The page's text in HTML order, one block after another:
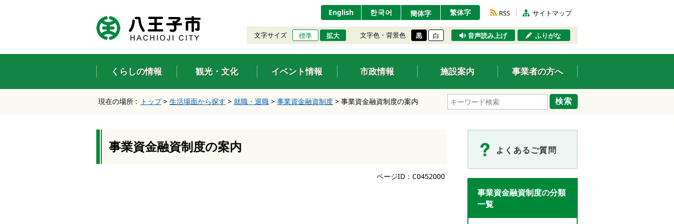
ン
タ
ー
キ
ナ
ビ
シ
を
English 한국어 簡体字 繁体字 RSS サイトマップ
文字サイズ 標準 拡大 文字色・背景色 黒 白 音声読み上げ ふりがな
くらしの情報 観光・文化 イベント情報 市政情報 施設案内 事業者の方へ
検索
現在の場所 : トップ> 生活場面から探す > 就職・退職 > 事業資金融資制度 > 事業資金融資制度の案内
事業資金融資制度の案内
ページID：C0452000
よくあるご質問
事業資金融資制度の分類
一覧